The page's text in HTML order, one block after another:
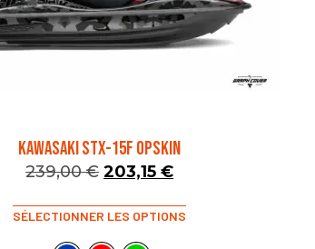
KAWASAKI STX-15F OPSKIN
239,00€ 203,15€
SÉLECTIONNER LES OPTIONS